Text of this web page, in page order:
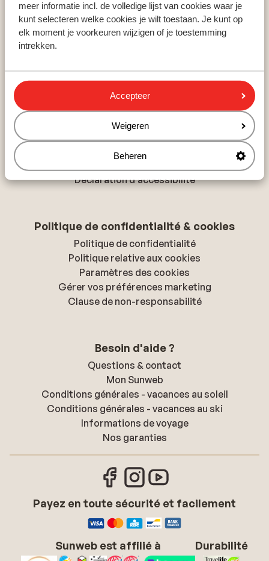
meer informatie incl. de volledige lijst van cookies waar je
kunt selecteren welke cookies je wilt toestaan. Je kunt op
elk moment je voorkeuren wijzigen of je toestemming
intrekken.
Accepteer
Weigeren
Beheren
Destinations populaires
Hurghada
À propos de Sunweb
À propos de Sunweb
Tourisme responsable
Offres d'emploi
Déclaration d'accessibilité
Politique de confidentialité & cookies
Politique de confidentialité
Politique relative aux cookies
Paramètres des cookies
Gérer vos préférences marketing
Clause de non-responsabilité
Besoin d'aide ?
Questions & contact
Mon Sunweb
Conditions générales - vacances au soleil
Conditions générales - vacances au ski
Informations de voyage
Nos garanties
Payez en toute sécurité et facilement
Sunweb est affilié à Durabilité